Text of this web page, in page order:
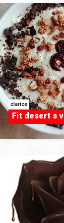
clarice
Fit desert s